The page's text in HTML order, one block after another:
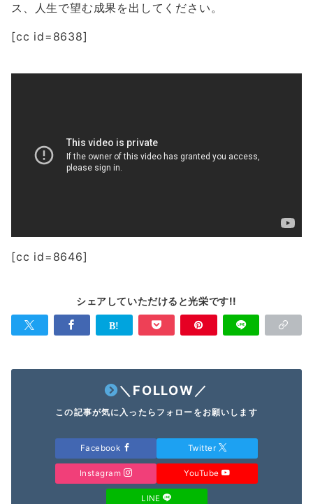
ス、人生で望む成果を出してください。
[cc id=8638]
[cc id=8646]
シェアしていただけると光栄です!!
＼FOLLOW／
この記事が気に入ったらフォローをお願いします
Facebook Twitter
Instagram YouTube
LINE